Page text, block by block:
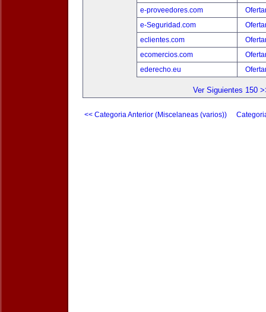
e-proveedores.com
e-Seguridad.com
eclientes.com
ecomercios.com
ederecho.eu
Ver Siguientes 150
<< Categoria Anterior (Miscelaneas (varios))